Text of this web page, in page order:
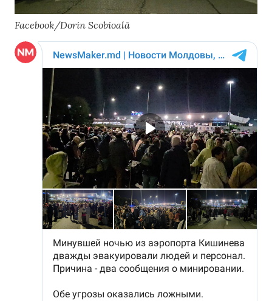
Facebook/Dorin Scobioală